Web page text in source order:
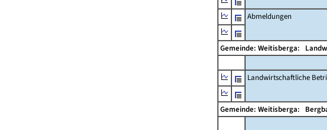
Abmeldungen
Gemeinde: Weitisberga:
Landwirtschaftliche
Gemeinde: Weitisberga: